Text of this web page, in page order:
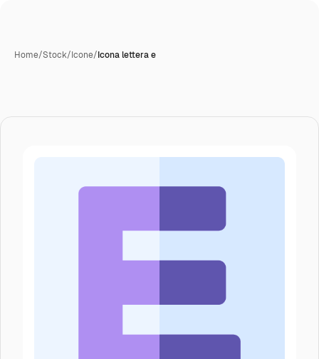
Home/Stock/Icone/Icona lettera e